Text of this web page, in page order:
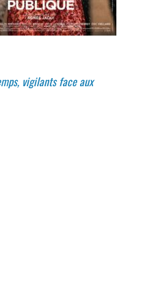
vigilants face aux